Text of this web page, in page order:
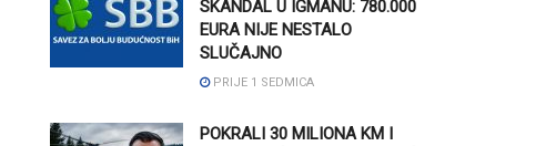
SKANDAL U IGMANU: 780.000
EURA NIJE NESTALO
SLUČAJNO
PRIJE 1 SEDMICA
POKRALI 30 MILIONA KM I